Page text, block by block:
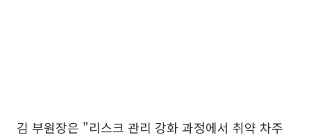
김 부원장은 "리스크 관리 강화 과정에서 취약 차주